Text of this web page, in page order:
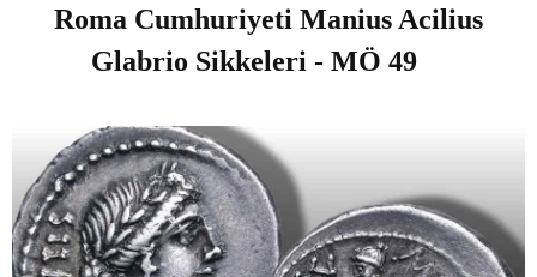
Roma Cumhuriyeti Manius Acilius
Glabrio Sikkeleri - MÖ 49